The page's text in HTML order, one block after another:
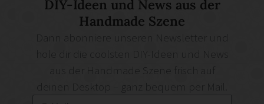
DIY-Ideen und News aus der
Handmade Szene
deinen Desktop – ganz bequem per Mail.